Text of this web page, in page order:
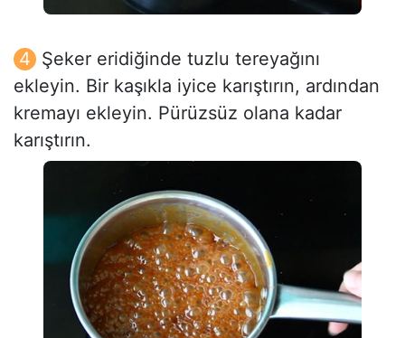
Şeker eridiğinde tuzlu tereyağını
ekleyin. Bir kaşıkla iyice karıştırın, ardından
kremayı ekleyin. Pürüzsüz olana kadar
karıştırın.